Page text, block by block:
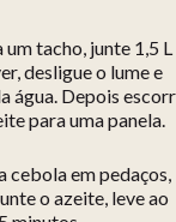
tacho, junte 1,5 L
desligue o lume e
água. Depois
para uma panela.
cebola em pedaços,
o azeite, leve ao